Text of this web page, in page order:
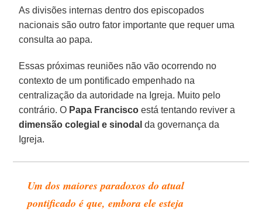
As divisões internas dentro dos episcopados
nacionais são outro fator importante que requer uma
consulta ao papa.
Essas próximas reuniões não vão ocorrendo no
contexto de um pontificado empenhado na
centralização da autoridade na Igreja. Muito pelo
contrário. O Papa Francisco está tentando reviver a
dimensão colegial e sinodal da governança da
Igreja.
Um dos maiores paradoxos do atual
pontificado é que, embora ele esteja